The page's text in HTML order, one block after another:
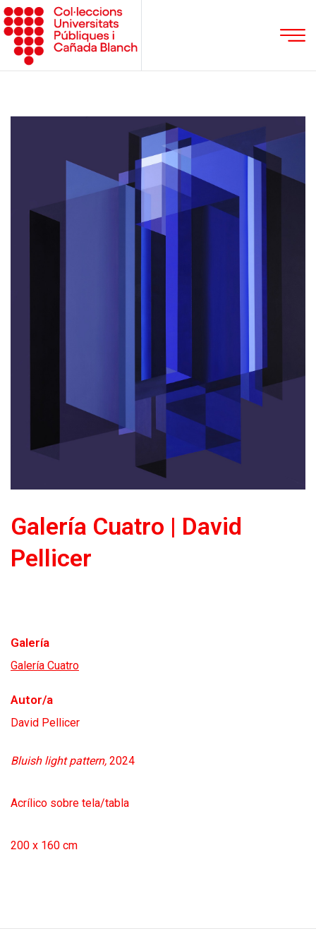
Galería Cuatro | David
Pellicer
Galería
Galería Cuatro
Autor/a
David Pellicer
Bluish light pattern, 2024
Acrílico sobre tela/tabla
200 x 160 cm